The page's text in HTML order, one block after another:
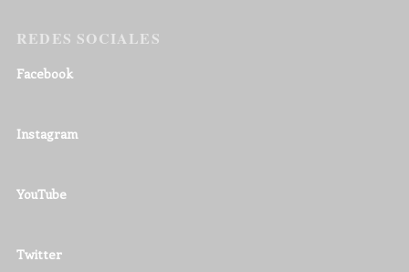
REDES SOCIALES
Facebook
Instagram
YouTube
Twitter